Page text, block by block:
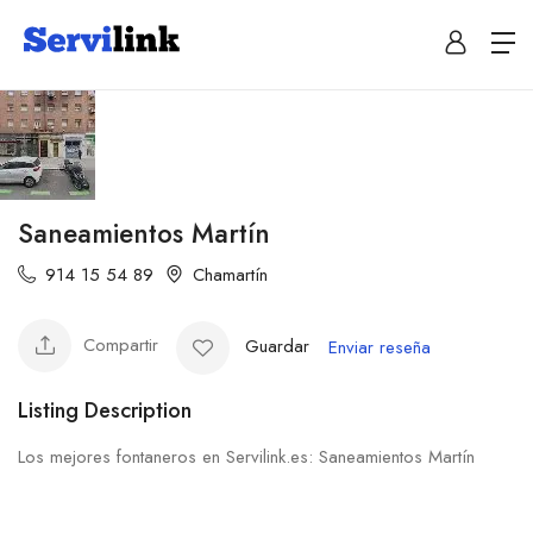
Saneamientos Martín
914 15 54 89 Chamartín
Compartir Guardar Enviar reseña
Listing Description
Los mejores fontaneros en Servilink.es: Saneamientos Martín